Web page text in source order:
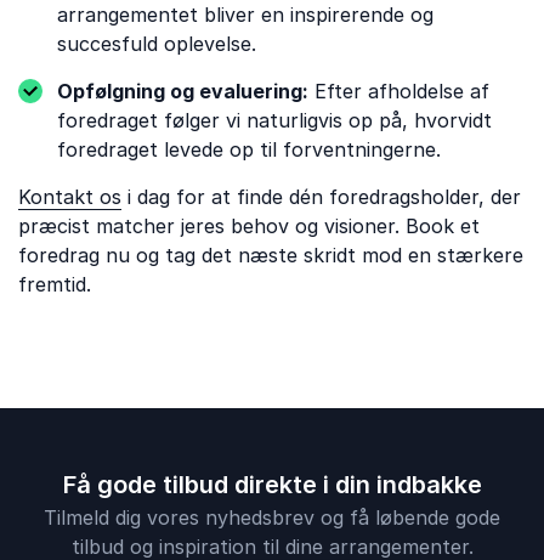
arrangementet bliver en inspirerende og
succesfuld oplevelse.
Opfølgning og evaluering: Efter afholdelse af
foredraget følger vi naturligvis op på, hvorvidt
foredraget levede op til forventningerne.
Kontakt os i dag for at finde dén foredragsholder, der
præcist matcher jeres behov og visioner. Book et
foredrag nu og tag det næste skridt mod en stærkere
fremtid.
Få gode tilbud direkte i din indbakke
Tilmeld dig vores nyhedsbrev og få løbende gode
tilbud og inspiration til dine arrangementer.